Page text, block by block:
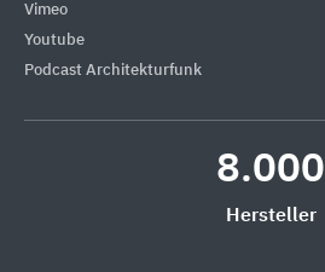
Vimeo
Youtube
Podcast Architekturfunk
8.000
Hersteller